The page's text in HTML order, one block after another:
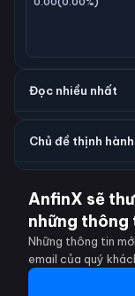
Đọc nhiều nhất
Chủ đề thịnh hành
AnfinX sẽ
những thông
Những thông tin
email của quý